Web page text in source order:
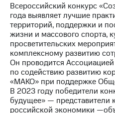
Всероссийский конкурс
года выявляет лучшие
территорий, поддержки и
жизни и массового спорта,
просветительских
комплексному развитию
Он проводится
по содействию развитию
«МАКО» при поддержке
В 2023 году победители
будущее» — представители
российской экономики